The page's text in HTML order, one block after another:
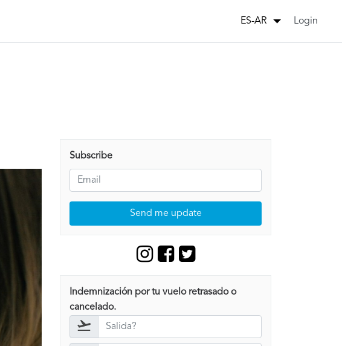
ES-AR Login
Subscribe
Send me update
Indemnización por tu vuelo retrasado o
cancelado.